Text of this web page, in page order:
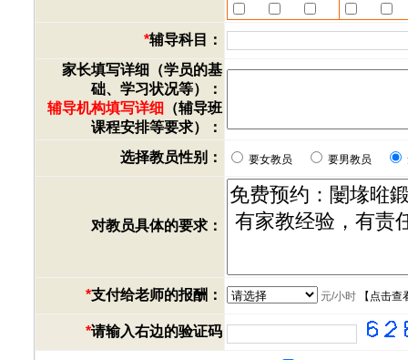
*辅导科目：
家长填写详细（学员的基
础、学习状况等）：
辅导机构填写详细 （辅导班
课程安排等要求）：
选择教员性别：
要女教员 要男教员
对教员具体的要求：
*支付给老师的报酬： 元/小时【 点击查
*请输入右边的验证码